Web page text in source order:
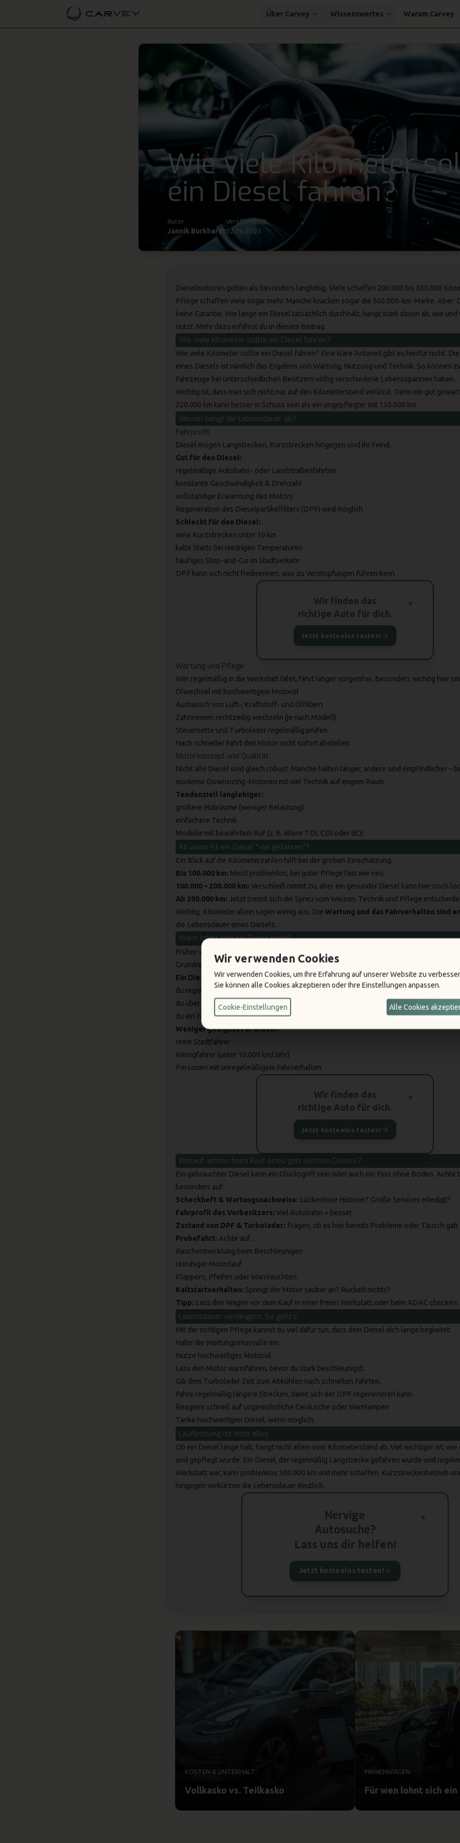
Über Carvey Wissenswertes Warum Carvey
Wie viele Kilometer
ein Diesel fahren?
Autor
Jannik Burkhardt
Veröffentlicht
02.06.2025
Dieselmotoren gelten als besonders langlebig. Viele schaffen 200.000 bis 300.000
Pflege schaffen viele sogar mehr. Manche knacken sogar die 500.000-km-Marke. Aber:
keine Garantie. Wie lange ein Diesel tatsächlich durchhält, hängt stark davon ab, wie
nutzt. Mehr dazu erfährst du in diesem Beitrag.
Wie viele Kilometer sollte ein Diesel fahren?
Wie viele Kilometer sollte ein Diesel fahren? Eine klare Antwort gibt es hierfür nicht.
eines Diesels ist nämlich das Ergebnis von Wartung, Nutzung und Technik. So können
Fahrzeuge bei unterschiedlichen Besitzern völlig verschiedene Lebensspannen haben.
Wichtig ist, dass man sich nicht nur auf den Kilometerstand verlässt. Denn ein gut
220.000 km kann besser in Schuss sein als ein ungepflegter mit 130.000 km.
Wovon hängt die Lebensdauer ab?
Fahrprofil
Diesel mögen Langstrecken, Kurzstrecken hingegen sind ihr Feind.
Gut für den Diesel:
regelmäßige Autobahn- oder Landstraßenfahrten
konstante Geschwindigkeit & Drehzahl
vollständige Erwärmung des Motors
Regeneration des Dieselpartikelfilters (DPF) wird möglich
Schlecht für den Diesel:
viele Kurzstrecken unter 10 km
kalte Starts bei niedrigen Temperaturen
häufiges Stop-and-Go im Stadtverkehr
DPF kann sich nicht freibrennen, was zu Verstopfungen führen kann
Wir finden das
richtige Auto für dich.
Jetzt kostenlos testen!
Wartung und Pflege
Wer regelmäßig in die Werkstatt fährt, fährt länger sorgenfrei. Besonders wichtig hier
Ölwechsel mit hochwertigem Motoröl
Austausch von Luft-, Kraftstoff- und Ölfiltern
Zahnriemen rechtzeitig wechseln (je nach Modell)
Steuerkette und Turbolader regelmäßig prüfen
Nach schneller Fahrt den Motor nicht sofort abstellen
Motorkonzept und Qualität
Nicht alle Diesel sind gleich robust. Manche halten länger, andere sind empfindlicher –
moderne Downsizing-Motoren mit viel Technik auf engem Raum.
Tendenziell langlebiger:
größere Hubräume (weniger Belastung)
einfachere Technik
Modelle mit bewährtem Ruf (z. B. ältere TDI, CDI oder dCi)
Ab wann ist ein Diesel "viel gefahren"?
Ein Blick auf die Kilometerzahlen hilft bei der groben Einschätzung:
Bis 100.000 km: Meist problemlos, bei guter Pflege fast wie neu
100.000 – 200.000 km: Verschleiß nimmt zu, aber ein gesunder Diesel kann hier noch
Ab 200.000 km: Jetzt trennt sich die Spreu vom Weizen. Technik und Pflege
Wichtig: Kilometer allein sagen wenig aus. Die Wartung und das Fahrverhalten sind
die Lebensdauer eines Diesels.
Wann lohnt sich ein Diesel noch?
Früher war die Faustregel: Diesel lohnt sich ab 15.000 km/Jahr. Heute ist es etwas
Grundregel gilt noch.
Ein Diesel lohnt sich, wenn:
du regelmäßiglange Streckenfährst (Pendler, Außendienst, Reisen)
du über
15.000–20.000 km pro Jahr
du ein Fahrzeug willst, das auf Dauer effizient und robust ist
Weniger geeignet für Diesel:
reine Stadtfahrer
Wenigfahrer (unter 10.000 km/Jahr)
Personen mit unregelmäßigem Fahrverhalten
Wir finden das
richtige Auto für dich.
Jetzt kostenlos testen!
Worauf achten beim Kauf eines gebrauchten Diesels?
Ein gebrauchter Diesel kann ein Glücksgriff sein oder auch ein Fass ohne Boden. Achte
besonders auf:
Scheckheft & Wartungsnachweise: Lückenlose Historie? Große Services erledigt?
Fahrprofil des Vorbesitzers: Viel Autobahn = besser
Zustand von DPF & Turbolader: Fragen, ob es hier bereits Probleme oder Tausch gab
Probefahrt: Achte auf…
Rauchentwicklung beim Beschleunigen
Unruhiger Motorlauf
Klappern, Pfeifen oder Warnleuchten
Kaltstartverhalten: Springt der Motor sauber an? Ruckelt nichts?
Tipp: Lass den Wagen vor dem Kauf in einer freien Werkstatt oder beim ADAC checken.
Lebensdauer verlängern: So geht’s
Mit der richtigen Pflege kannst du viel dafür tun, dass dein Diesel dich lange begleitet:
Halte die Wartungsintervalle ein.
Nutze hochwertiges Motoröl.
Lass den Motor warmfahren, bevor du stark beschleunigst.
Gib dem Turbolader Zeit zum Abkühlen nach schnellen Fahrten.
Fahre regelmäßig längere Strecken, damit sich der DPF regenerieren kann.
Reagiere schnell auf ungewöhnliche Geräusche oder Warnlampen
Tanke hochwertigen Diesel, wenn möglich.
Laufleistung ist nicht alles
Ob ein Diesel lange hält, hängt nicht allein vom Kilometerstand ab. Viel wichtiger ist,
und gepflegt wurde. Ein Diesel, der regelmäßig Langstrecke gefahren wurde und
Werkstatt war, kann problemlos 300.000 km und mehr schaffen. Kurzstreckenbetrieb
hingegen verkürzen die Lebensdauer deutlich.
Nervige
Autosuche?
Lass uns dir helfen!
Jetzt kostenlos testen!
KOSTEN & UNTERHALT
Vollkasko vs. Teilkasko
FIRMENWAGEN
Für wen lohnt sich
Wir verwenden Cookies
Wir verwenden Cookies, um Ihre Erfahrung auf unserer Website zu
Sie können alle Cookies akzeptieren oder Ihre Einstellungen anpassen.
Cookie-Einstellungen Alle Cookies